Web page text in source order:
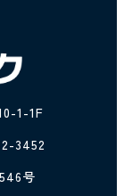
1-1F
3452
号